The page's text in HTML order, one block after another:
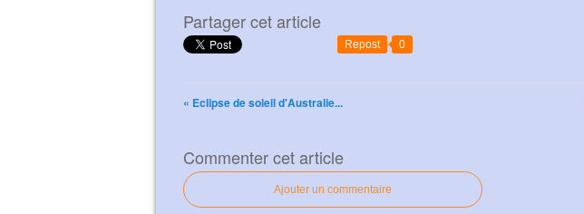
Partager cet article
Repost 0
« Eclipse de soleil d'Australie...
Commenter cet article
Ajouter un commentaire